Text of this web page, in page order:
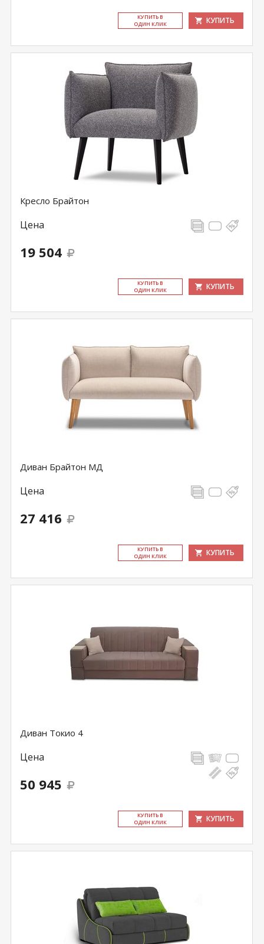
КУ­ПИТЬ В
ОДИН КЛИК
КУПИТЬ
Кресло Брайтон
Цена
19 504
КУ­ПИТЬ В
ОДИН КЛИК
КУПИТЬ
Диван Брайтон МД
Цена
27 416
КУ­ПИТЬ В
ОДИН КЛИК
КУПИТЬ
Диван Токио 4
Цена
50 945
КУ­ПИТЬ В
ОДИН КЛИК
КУПИТЬ